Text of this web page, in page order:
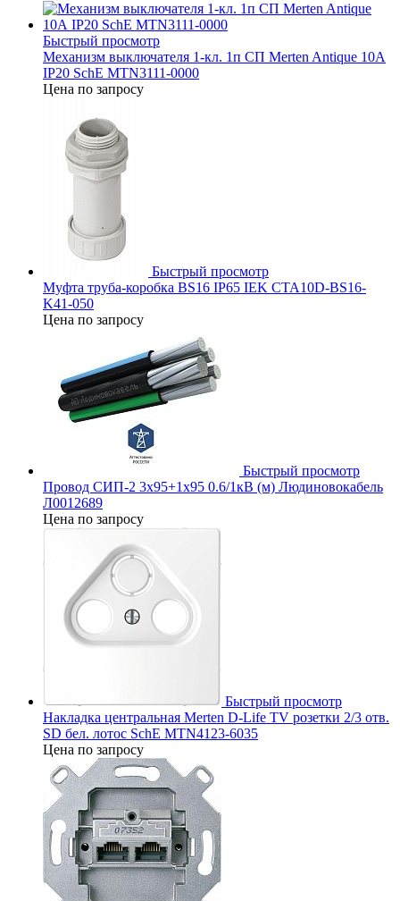
Быстрый просмотр
Механизм выключателя 1-кл. 1п СП Merten Antique 10А
IP20 SchE MTN3111-0000
Цена по запросу
Быстрый просмотр
Муфта труба-коробка BS16 IP65 IEK CTA10D-BS16-
K41-050
Цена по запросу
Быстрый просмотр
Провод СИП-2 3х95+1х95 0.6/1кВ (м) Людиновокабель
Л0012689
Цена по запросу
Быстрый просмотр
Накладка центральная Merten D-Life TV розетки 2/3 отв.
SD бел. лотос SchE MTN4123-6035
Цена по запросу